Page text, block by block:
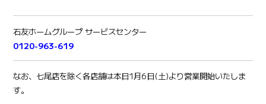
石友ホームグループ サービスセンター
0120-963-619
なお、七尾店を除く各店舗は本日1月6日(土)より営業開始いたしま
す。